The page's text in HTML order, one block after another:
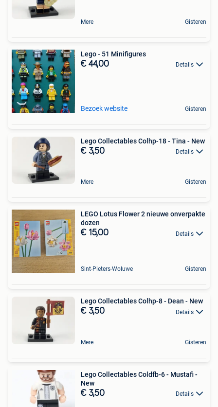
Mere Gisteren
Lego - 51 Minifigures
€ 44,00 Details
Bezoek website Gisteren
Lego Collectables Colhp-18 - Tina - New
€ 3,50 Details
Mere Gisteren
LEGO Lotus Flower 2 nieuwe onverpakte
dozen
€ 15,00 Details
Sint-Pieters-Woluwe Gisteren
Lego Collectables Colhp-8 - Dean - New
€ 3,50 Details
Mere Gisteren
Lego Collectables Coldfb-6 - Mustafi -
New
€ 3,50 Details